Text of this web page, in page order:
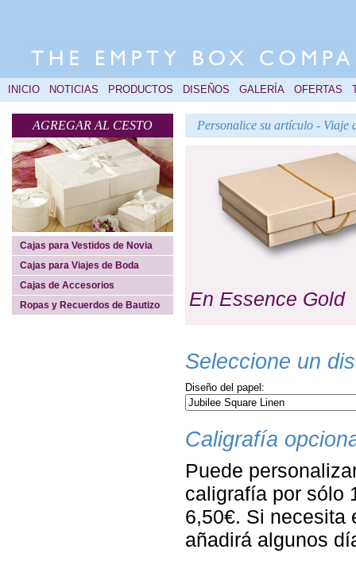
INICIO NOTICIAS PRODUCTOS DISEÑOS GALERÍA OFERTAS
AGREGAR AL CESTO
Cajas para Vestidos de Novia
Cajas para Viajes de Boda
Cajas de Accesorios
Ropas y Recuerdos de Bautizo
Personalice su artículo - Viaje
En Essence Gold
Seleccione un
Diseño del papel:
Caligrafía
Puede
caligrafía por sólo
6,50€. Si necesita
añadirá algunos